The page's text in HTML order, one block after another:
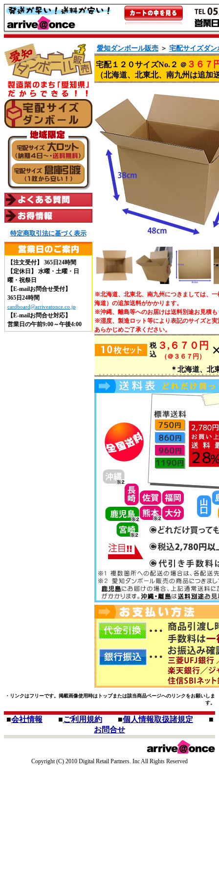
愛知ダンボール販売 ＞ 宅配サイズダ
宅配１２０サイズNo.２ ＠ ３６７
（北海道、北東北、南九州は追加
※北海道、北東北、南九州につきましては、
海道）の追加送料がかかります。
※沖縄、離島等へのお届けは送料別途お見積も
※湿度、製造ロット等により表記のサイズと
あらかじめご了承ください。
税
込
３,６７０円
（＠３６７円）
＊北海道、北
特定商取引法に基づく表示
【注文受付】 365日24時間
【定休日】 水曜・土曜・日
曜・祝祭日
【E-mailお問合せ受付】
365日24時間
cardboard@arriveatonce.co.jp
【E-mailお問合せ対応】
営業日の午前9:00～午後4:00
・リンクはフリーです。掲載画像使用時はトップまたは該当商品ページへのリンクをお願いしま
す。
■会社情報 ■ご利用規約■個人情報取扱諸規定 ■
お問合せ
Copyright (C) 2010 Digital Retail Partners. Inc All Rights Reserved